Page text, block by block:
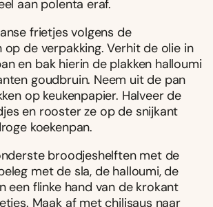
aan polenta eraf.
frietjes volgens de
op de verpakking. Verhit de olie in
en bak hierin de plakken halloumi
goudbruin. Neem uit de pan
op keukenpapier. Halveer de
en rooster ze op de snijkant
koekenpan.
broodjeshelften met de
met de sla, de halloumi, de
een flinke hand van de krokant
Maak af met chilisaus naar